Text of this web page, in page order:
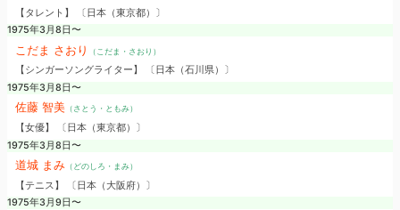
【タレント】 〔日本（東京都）〕
1975年3月8日〜
こだま さおり （こだま・さおり）
【シンガーソングライター】 〔日本（石川県）〕
1975年3月8日〜
佐藤 智美（さとう・ともみ）
【女優】 〔日本（東京都）〕
1975年3月8日〜
道城 まみ（どのしろ・まみ）
【テニス】 〔日本（大阪府）〕
1975年3月9日〜